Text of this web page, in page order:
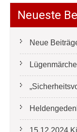
Neueste
Neue
15.12.2024